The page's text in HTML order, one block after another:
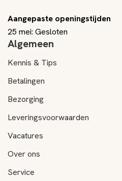
Aangepaste openingstijden
25 mei: Gesloten
Algemeen
Kennis & Tips
Betalingen
Bezorging
Leveringsvoorwaarden
Vacatures
Over ons
Service